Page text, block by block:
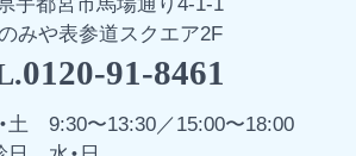
みや表参道スクエア2F
0120-91-8461
土
9:30〜13:30／15:00〜18:00